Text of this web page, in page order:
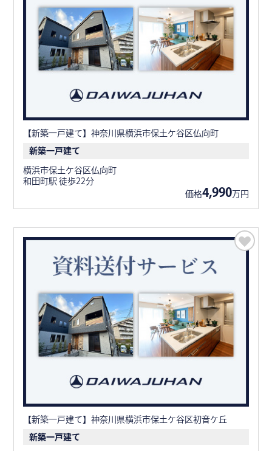
【新築一戸建て】神奈川県横浜市保土ケ谷区仏向町
新築一戸建て
横浜市保土ケ谷区仏向町
和田町駅 徒歩22分
価格4,990万円
【新築一戸建て】神奈川県横浜市保土ケ谷区初音ケ丘
新築一戸建て